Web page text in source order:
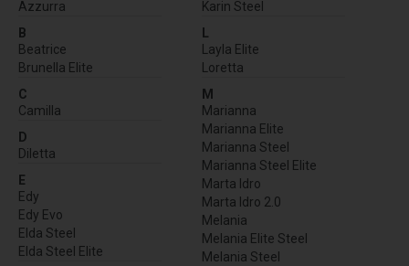
Azzurra
B
Beatrice
Brunella Elite
C
Camilla
D
Diletta
E
Edy
Edy Evo
Elda Steel
Elda Steel Elite
Karin Steel
L
Layla Elite
Loretta
M
Marianna
Marianna Elite
Marianna Steel
Marianna Steel Elite
Marta Idro
Marta Idro 2.0
Melania
Melania Elite Steel
Melania Steel